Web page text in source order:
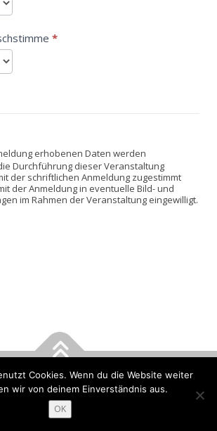
*
erhobenen Daten werden
Durchführung dieser Veranstaltung
der schriftlichen Anmeldung zugestimmt
der Anmeldung in eventuelle Bild- und
im Rahmen der Veranstaltung eingewilligt.
- Bezirk Breisgau – OnePress Theme von
FameThemes
Cookies. Wenn du die Website weiter
wir von deinem Einverständnis aus.
OK